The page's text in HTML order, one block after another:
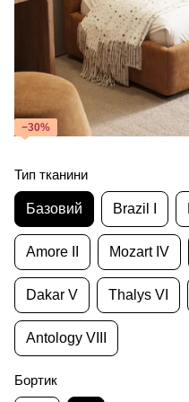
−30%
Тип тканини
Базовий Brazil I
Amore II Mozart IV
Dakar V Thalys VI
Antology VIII
Бортик